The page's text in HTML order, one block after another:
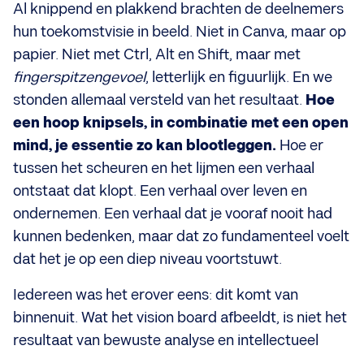
Al knippend en plakkend brachten de deelnemers
hun toekomstvisie in beeld. Niet in Canva, maar op
papier. Niet met Ctrl, Alt en Shift, maar met
fingerspitzengevoel, letterlijk en figuurlijk. En we
stonden allemaal versteld van het resultaat. Hoe
een hoop knipsels, in combinatie met een open
mind, je essentie zo kan blootleggen. Hoe er
tussen het scheuren en het lijmen een verhaal
ontstaat dat klopt. Een verhaal over leven en
ondernemen. Een verhaal dat je vooraf nooit had
kunnen bedenken, maar dat zo fundamenteel voelt
dat het je op een diep niveau voortstuwt.
Iedereen was het erover eens: dit komt van
binnenuit. Wat het vision board afbeeldt, is niet het
resultaat van bewuste analyse en intellectueel